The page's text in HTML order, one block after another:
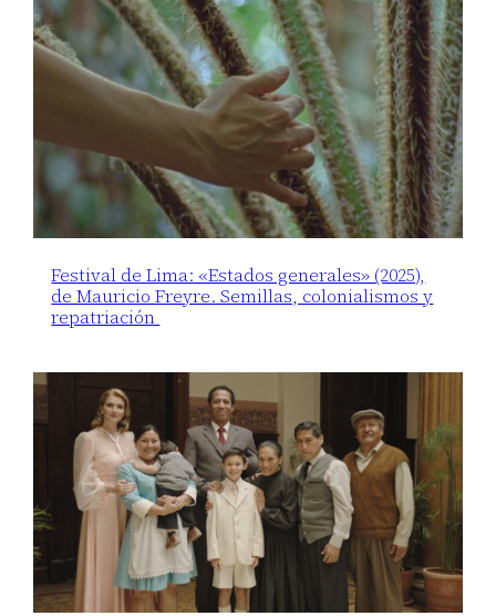
Festival de Lima: «Estados generales» (2025),
de Mauricio Freyre. Semillas, colonialismos y
repatriación